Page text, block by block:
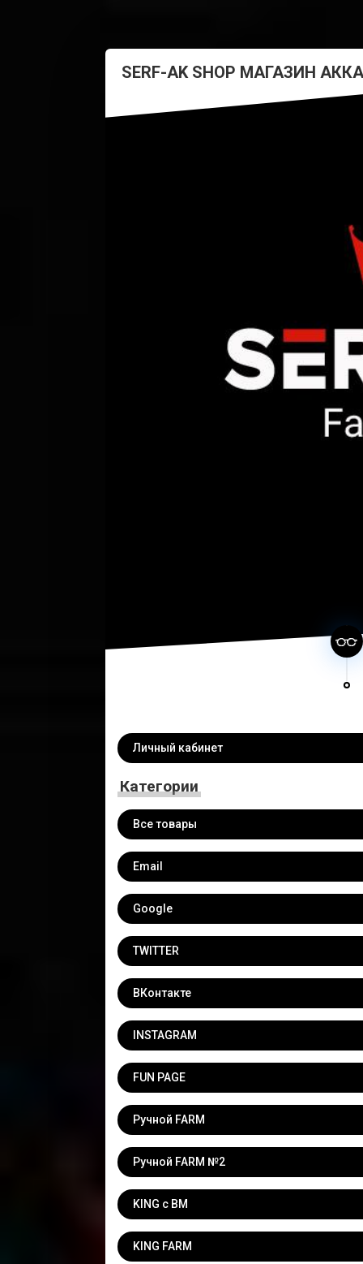
SERF-AK SHOP МАГАЗИН
Личный кабинет
Категории
Все товары
Email
Google
TWITTER
ВКонтакте
INSTAGRAM
FUN PAGE
Ручной FARM
Ручной FARM №2
KING с BM
KING FARM